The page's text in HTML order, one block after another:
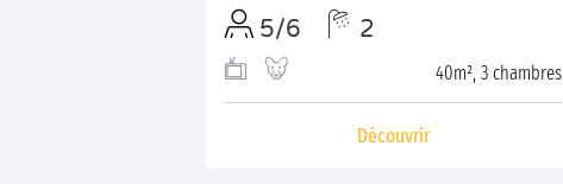
5/6 2
40m², 3 chambres
Découvrir